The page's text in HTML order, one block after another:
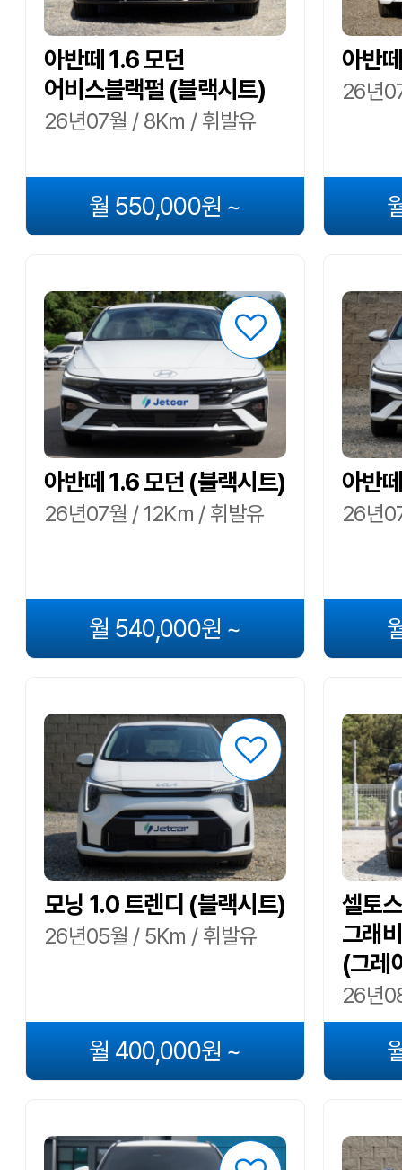
아반떼 1.6 모던
어비스블랙펄 (블랙시트)
26년07월 / 8Km / 휘발유
월 550,000원 ~
아반
26년
아반떼 1.6 모던 (블랙시트)
26년07월 / 12Km / 휘발유
월 540,000원 ~
아반
26년
모닝 1.0 트렌디 (블랙시트)
26년05월 / 5Km / 휘발유
월 400,000원 ~
셀토
그래
(그레
26년